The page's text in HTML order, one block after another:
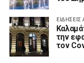
την
τον